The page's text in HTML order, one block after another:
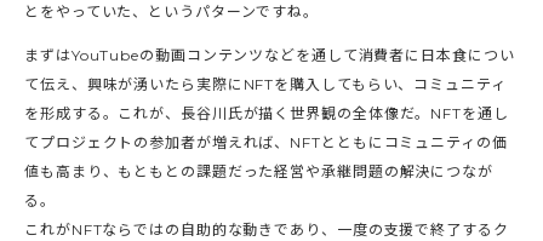
とをやっていた、というパターンですね。
まずはYouTubeの動画コンテンツなどを通して消費者に日本食につい
て伝え、興味が湧いたら実際にNFTを購入してもらい、コミュニティ
を形成する。これが、長谷川氏が描く世界観の全体像だ。NFTを通し
てプロジェクトの参加者が増えれば、NFTとともにコミュニティの価
値も高まり、もともとの課題だった経営や承継問題の解決につなが
る。
これがNFTならではの自助的な動きであり、一度の支援で終了するク